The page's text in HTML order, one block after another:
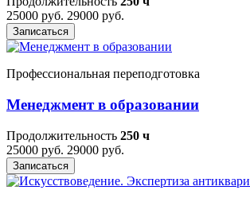
25000 руб. 29000 руб.
Записаться
Профессиональная переподготовка
Менеджмент в образовании
Продолжительность 250 ч
25000 руб. 29000 руб.
Записаться